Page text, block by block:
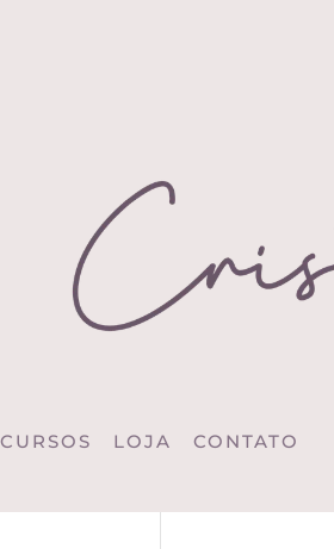
CURSOS LOJA CONTATO